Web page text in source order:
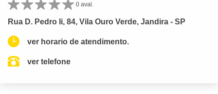
0 aval.
Rua D. Pedro Ii, 84, Vila Ouro Verde, Jandira - SP
ver horario de atendimento.
ver telefone